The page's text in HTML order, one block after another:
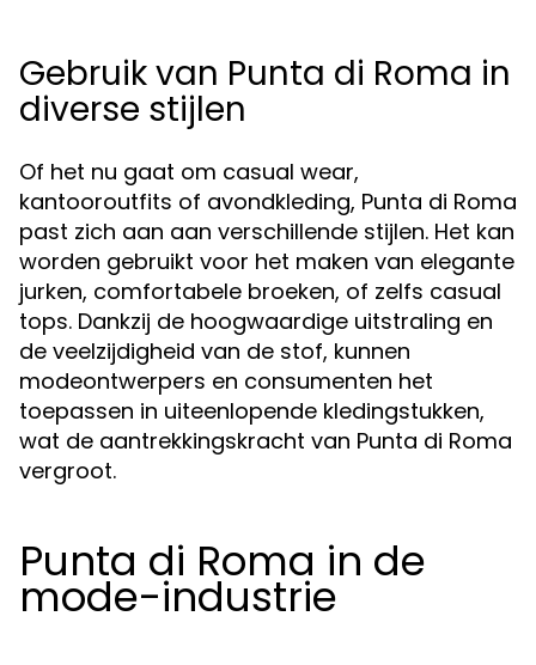
Gebruik van Punta di Roma in
diverse stijlen
Of het nu gaat om casual wear,
kantooroutfits of avondkleding, Punta di Roma
past zich aan aan verschillende stijlen. Het kan
worden gebruikt voor het maken van elegante
jurken, comfortabele broeken, of zelfs casual
tops. Dankzij de hoogwaardige uitstraling en
de veelzijdigheid van de stof, kunnen
modeontwerpers en consumenten het
toepassen in uiteenlopende kledingstukken,
wat de aantrekkingskracht van Punta di Roma
vergroot.
Punta di Roma in de
mode-industrie